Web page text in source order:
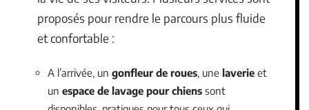
proposés pour rendre le parcours plus fluide
et confortable :
A l’arrivée, un gonfleur de roues, une laverie et
un espace de lavage pour chiens sont